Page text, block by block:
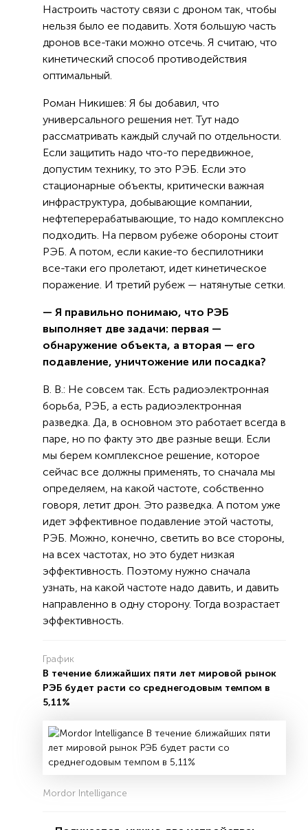
Настроить частоту связи с дроном так, чтобы
нельзя было ее подавить. Хотя большую часть
дронов все-таки можно отсечь. Я считаю, что
кинетический способ противодействия
оптимальный.
Роман Никишев: Я бы добавил, что
универсального решения нет. Тут надо
рассматривать каждый случай по отдельности.
Если защитить надо что-то передвижное,
допустим технику, то это РЭБ. Если это
стационарные объекты, критически важная
инфраструктура, добывающие компании,
нефтеперерабатывающие, то надо комплексно
подходить. На первом рубеже обороны стоит
РЭБ. А потом, если какие-то беспилотники
все-таки его пролетают, идет кинетическое
поражение. И третий рубеж — натянутые сетки.
— Я правильно понимаю, что РЭБ
выполняет две задачи: первая —
обнаружение объекта, а вторая — его
подавление, уничтожение или посадка?
В. В.: Не совсем так. Есть радиоэлектронная
борьба, РЭБ, а есть радиоэлектронная
разведка. Да, в основном это работает всегда в
паре, но по факту это две разные вещи. Если
мы берем комплексное решение, которое
сейчас все должны применять, то сначала мы
определяем, на какой частоте, собственно
говоря, летит дрон. Это разведка. А потом уже
идет эффективное подавление этой частоты,
РЭБ. Можно, конечно, светить во все стороны,
на всех частотах, но это будет низкая
эффективность. Поэтому нужно сначала
узнать, на какой частоте надо давить, и давить
направленно в одну сторону. Тогда возрастает
эффективность.
График
В течение ближайших пяти лет мировой рынок
РЭБ будет расти со среднегодовым темпом в
5,11%
Mordor Intelligance